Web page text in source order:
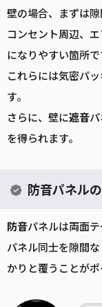
壁の場合、まずは隙
コンセント周辺、
になりやすい箇所で
これらには気密パ
す。
さらに、壁に遮音
を得られます。
防音パネル
防音パネルは両面
パネル同士を隙間
かりと覆うことがポ